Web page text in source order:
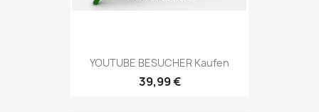
YOUTUBE BESUCHER Kaufen
39,99 €